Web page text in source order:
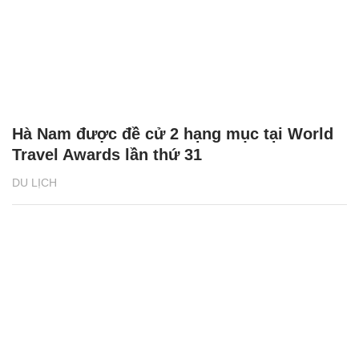
DU LỊCH
Hà Nam được đề cử 2 hạng mục tại World
Travel Awards lần thứ 31